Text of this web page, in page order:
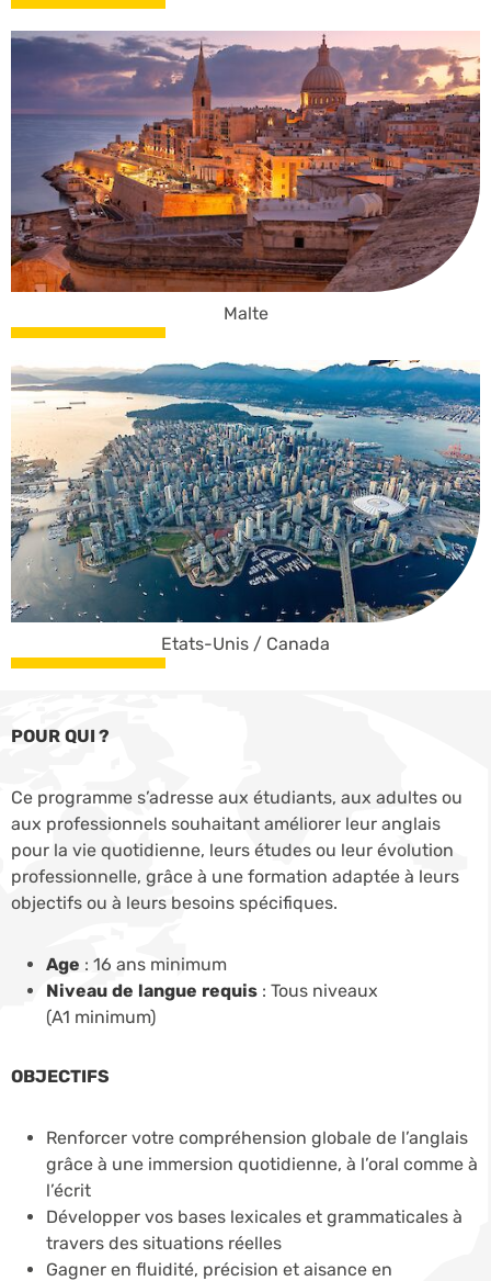
Malte
Etats-Unis / Canada
POUR QUI ?
Ce programme s’adresse aux étudiants, aux adultes ou
aux professionnels souhaitant améliorer leur anglais
pour la vie quotidienne, leurs études ou leur évolution
professionnelle, grâce à une formation adaptée à leurs
objectifs ou à leurs besoins spécifiques.
Age : 16 ans minimum
Niveau de langue requis : Tous niveaux
(A1 minimum)
OBJECTIFS
Renforcer votre compréhension globale de l’anglais
grâce à une immersion quotidienne, à l’oral comme à
l’écrit
Développer vos bases lexicales et grammaticales à
travers des situations réelles
Gagner en fluidité, précision et aisance en